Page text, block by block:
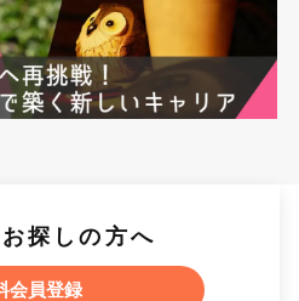
探しの方へ
会員登録